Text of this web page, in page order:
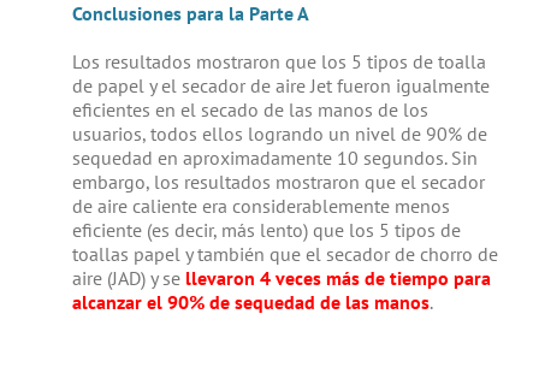
Conclusiones para la Parte A
Los resultados mostraron que los 5 tipos de toalla
de papel y el secador de aire Jet fueron igualmente
eficientes en el secado de las manos de los
usuarios, todos ellos logrando un nivel de 90% de
sequedad en aproximadamente 10 segundos. Sin
embargo, los resultados mostraron que el secador
de aire caliente era considerablemente menos
eficiente (es decir, más lento) que los 5 tipos de
toallas papel y también que el secador de chorro de
aire (JAD) y se llevaron 4 veces más de tiempo para
alcanzar el 90% de sequedad de las manos.